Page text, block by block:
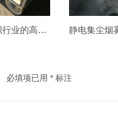
纺织针专用清洗剂：纺织行业的高效清洁利器
必填项已用 * 标注